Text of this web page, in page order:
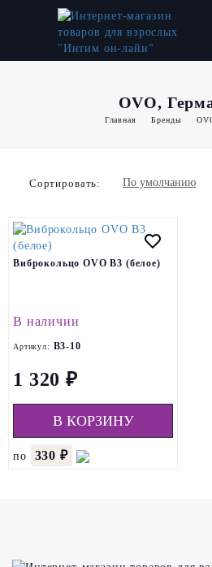
OVO,
Главная Бренды
Сортировать:
Виброкольцо OVO B3 (белое)
В наличии
Артикул: B3-10
В КОРЗИНУ
1 320 ₽
по 330 ₽